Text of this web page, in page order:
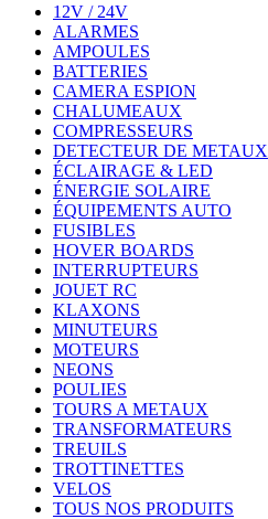
12V / 24V
ALARMES
AMPOULES
BATTERIES
CAMERA ESPION
CHALUMEAUX
COMPRESSEURS
DETECTEUR DE METAUX
ÉCLAIRAGE & LED
ÉNERGIE SOLAIRE
ÉQUIPEMENTS AUTO
FUSIBLES
HOVER BOARDS
INTERRUPTEURS
JOUET RC
KLAXONS
MINUTEURS
MOTEURS
NEONS
POULIES
TOURS A METAUX
TRANSFORMATEURS
TREUILS
TROTTINETTES
VELOS
TOUS NOS PRODUITS